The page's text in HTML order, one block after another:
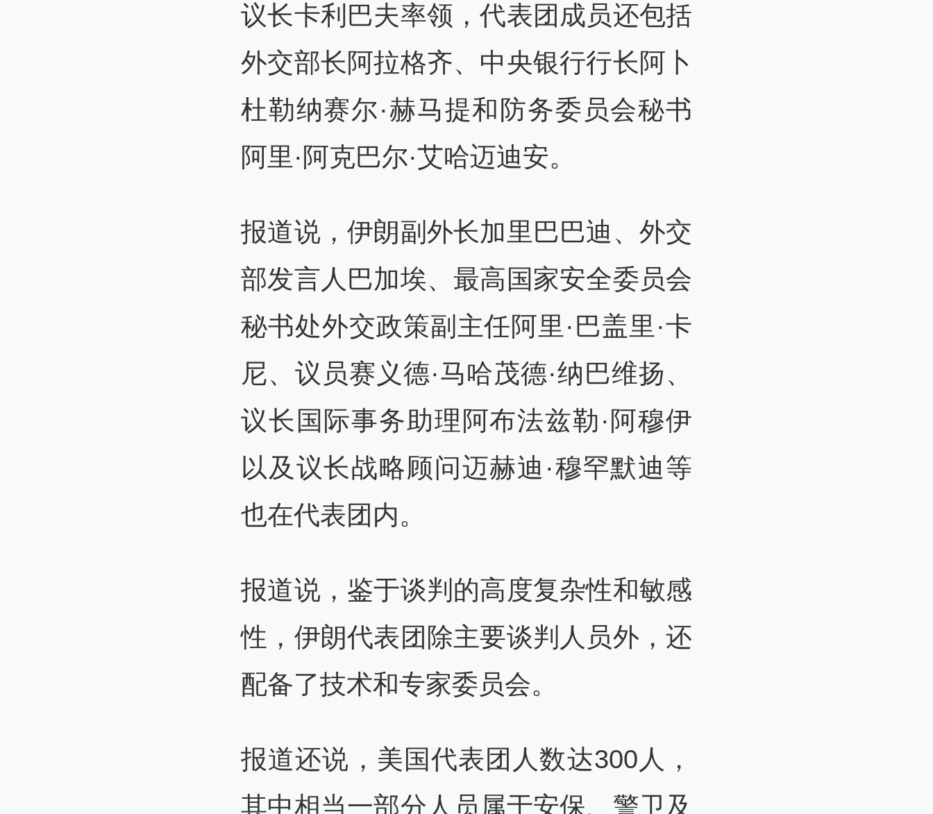
查看详情
2026-07-14
10:01
伊朗伊斯兰革命卫队称攻击并摧毁两艘“违规
船只”
09:47
伊朗外长：伊朗永远是霍尔木兹海峡的守护
者
查看详情
09:12
伊方：位于约旦的美军基地遭到导弹袭击
伊媒：伊朗袭击美海军第五舰队司令部
05:50
美军连续第三晚空袭伊朗
查看详情
美媒：特朗普已通知国会伊朗战事重新爆发
议长卡利巴夫率领，代表团成员还包括
外交部长阿拉格齐、中央银行行长阿卜
杜勒纳赛尔·赫马提和防务委员会秘书
阿里·阿克巴尔·艾哈迈迪安。
报道说，伊朗副外长加里巴巴迪、外交
部发言人巴加埃、最高国家安全委员会
秘书处外交政策副主任阿里·巴盖里·卡
尼、议员赛义德·马哈茂德·纳巴维扬、
议长国际事务助理阿布法兹勒·阿穆伊
以及议长战略顾问迈赫迪·穆罕默迪等
也在代表团内。
报道说，鉴于谈判的高度复杂性和敏感
性，伊朗代表团除主要谈判人员外，还
配备了技术和专家委员会。
报道还说，美国代表团人数达300人，
其中相当一部分人员属于安保、警卫及